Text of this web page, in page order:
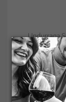
Undurraga